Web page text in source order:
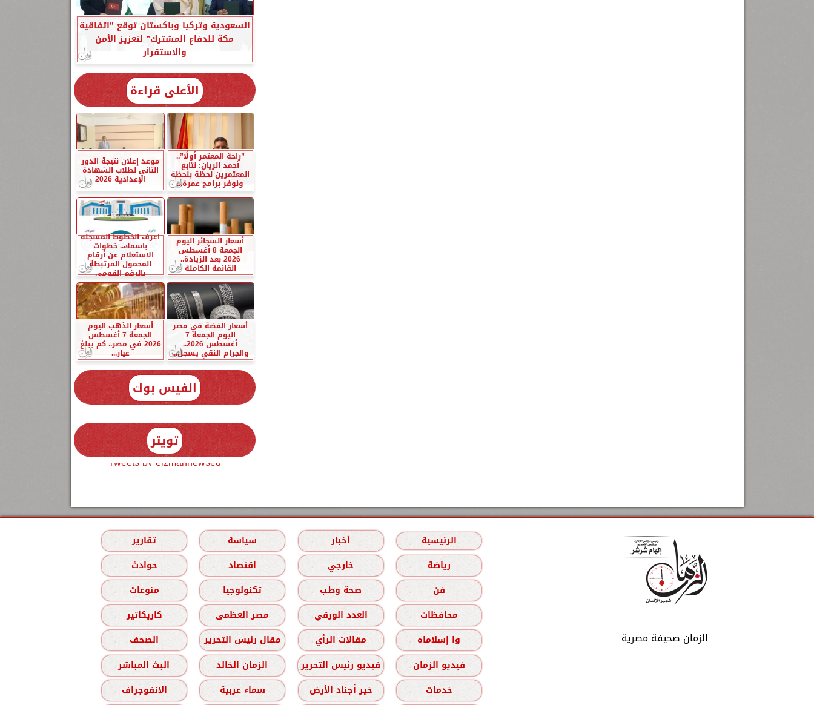
السعودية وتركيا وباكستان توقع ”اتفاقية
مكة للدفاع المشترك” لتعزيز الأمن
والاستقرار
الأعلى قراءة
”راحة المعتمر أولًا”..
أحمد الريان: نتابع
المعتمرين لحظة بلحظة
ونوفر برامج عمرة...
موعد إعلان نتيجة الدور
الثاني لطلاب الشهادة
الإعدادية 2026
أسعار السجائر اليوم
الجمعة 8 أغسطس
2026 بعد الزيادة..
القائمة الكاملة
اعرف الخطوط المسجلة
باسمك.. خطوات
الاستعلام عن أرقام
المحمول المرتبطة
بالرقم القومي
أسعار الفضة في مصر
اليوم الجمعة 7
أغسطس 2026..
والجرام النقي يسجل...
أسعار الذهب اليوم
الجمعة 7 أغسطس
2026 في مصر.. كم يبلغ
عيار...
الفيس بوك
تويتر
Tweets by elzmannewseg
الزمان صحيفة مصرية
الرئيسية أخبار سياسة
تقارير
رياضة
خارجي اقتصاد
حوادث
فن
صحة وطب تكنولوجيا
منوعات
محافظات
العدد الورقي مصر العظمى
كاريكاتير
وا إسلاماه
مقالات الرأي مقال رئيس التحرير
الصحف
فيديو الزمان
فيديو رئيس التحرير الزمان الخالد
البث المباشر
خدمات
خير أجناد الأرض سماء عربية الانفوجراف